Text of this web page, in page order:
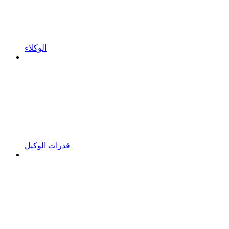
الوكلاء
قدرات الوكيل